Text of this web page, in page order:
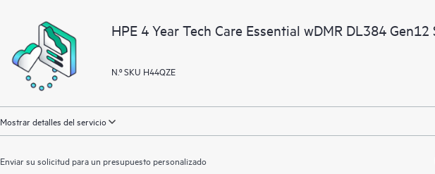
interactúan entre sí. Las nuevas herramientas de
proporcionan, además, un portal de recursos de
HPE Tech Care proporciona acceso a los recursos de HPE,
HPE 4 Year Tech Care Essential wDMR DL384 Gen12
N.º SKU H44QZE
Mostrar detalles del servicio
Enviar su solicitud para un presupuesto personalizado